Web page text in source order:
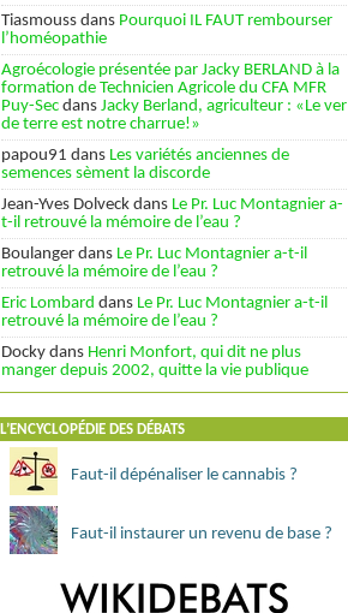
Tiasmouss dans Pourquoi IL FAUT rembourser
l’homéopathie
Agroécologie présentée par Jacky BERLAND à la
formation de Technicien Agricole du CFA MFR
Puy-Sec dans Jacky Berland, agriculteur : «Le ver
de terre est notre charrue!»
papou91 dans Les variétés anciennes de
semences sèment la discorde
Jean-Yves Dolveck dans Le Pr. Luc Montagnier a-
t-il retrouvé la mémoire de l’eau ?
Boulanger dans Le Pr. Luc Montagnier a-t-il
retrouvé la mémoire de l’eau ?
Eric Lombard dans Le Pr. Luc Montagnier a-t-il
retrouvé la mémoire de l’eau ?
Docky dans Henri Monfort, qui dit ne plus
manger depuis 2002, quitte la vie publique
L’ENCYCLOPÉDIE DES DÉBATS
Faut-il dépénaliser le cannabis ?
Faut-il instaurer un revenu de base ?